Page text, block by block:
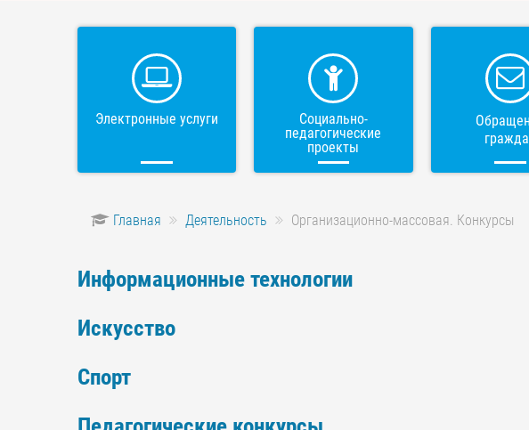
Электронные услуги
Социально-
педагогические
проекты
Главная Деятельность Организационно-массовая. Конкурсы
Информационные технологии
Искусство
Спорт